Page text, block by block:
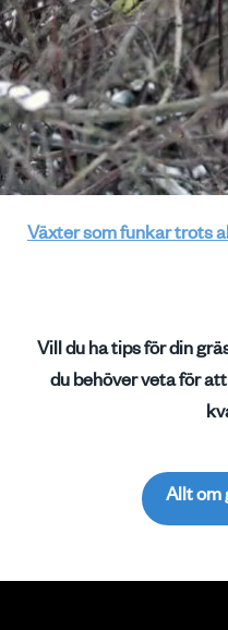
Växter som funkar trots
Vill du ha tips för din
du behöver veta för
Allt om